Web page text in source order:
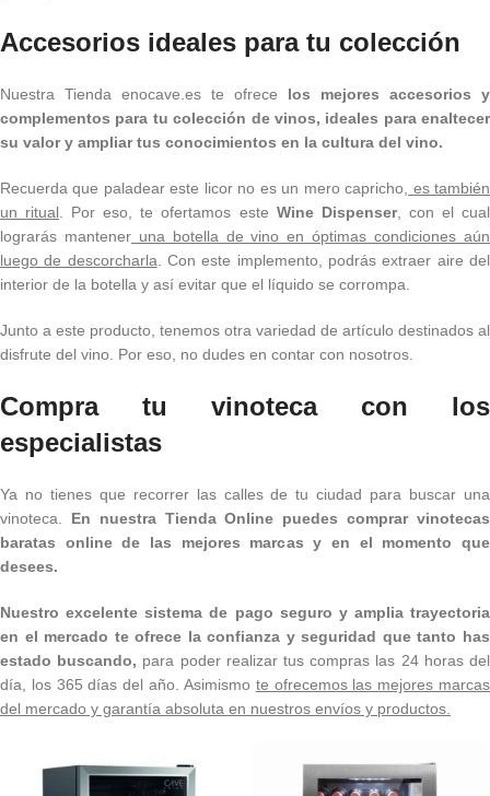
Accesorios ideales para tu colección
Nuestra Tienda enocave.es te ofrece los mejores accesorios y
complementos para tu colección de vinos, ideales para enaltecer
su valor y ampliar tus conocimientos en la cultura del vino.
Recuerda que paladear este licor no es un mero capricho,
es también
un ritual . Por eso, te ofertamos este Wine Dispenser, con el cual
lograrás manteneruna botella de vino en óptimas condiciones aún
luego de descorcharla . Con este implemento, podrás extraer aire del
interior de la botella y así evitar que el líquido se corrompa.
Junto a este producto, tenemos otra variedad de artículo destinados al
disfrute del vino. Por eso, no dudes en contar con nosotros.
Compra tu vinoteca con los
especialistas
Ya no tienes que recorrer las calles de tu ciudad para buscar una
vinoteca. En nuestra Tienda Online puedes comprar vinotecas
baratas online de las mejores marcas y en el momento que
desees.
Nuestro excelente sistema de pago seguro y amplia trayectoria
en el mercado te ofrece la confianza y seguridad que tanto has
estado buscando, para poder realizar tus compras las 24 horas del
día, los 365 días del año. Asimismo te ofrecemos las mejores marcas
del mercado y garantía absoluta en nuestros envíos y productos.